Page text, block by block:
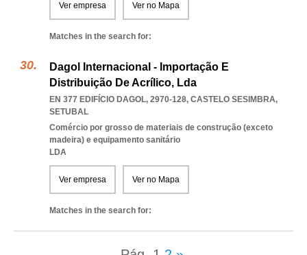
Ver empresa Ver no Mapa
Matches in the search for:
Dagol Internacional - Importação E
Distribuição De Acrílico, Lda
EN 377 EDIFÍCIO DAGOL, 2970-128, CASTELO SESIMBRA,
SETUBAL
Comércio por grosso de materiais de construção (exceto
madeira) e equipamento sanitário
LDA
Ver empresa Ver no Mapa
Matches in the search for: